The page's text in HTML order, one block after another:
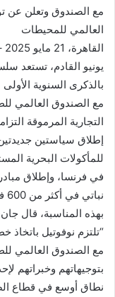
مع الصندوق وتعلن عن
العالمي للمحيطات
يونيو القادم، تستعد
بالذكرى السنوية
التجارية المرموقة
إطلاق سياستين
للمأكولات البحرية
في فرنسا، وإطلاق
نباتي في أكثر من 600 فندق حول العالم.
بهذه المناسبة، قال
“تلتزم نوفوتيل باتخاذ
مع الصندوق العالمي
نطاق أوسع في قطاع